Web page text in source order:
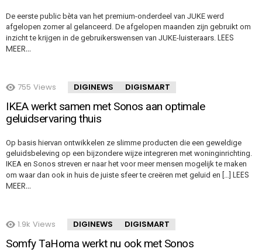
De eerste public bèta van het premium-onderdeel van JUKE werd
afgelopen zomer al gelanceerd. De afgelopen maanden zijn gebruikt om
inzicht te krijgen in de gebruikerswensen van JUKE-luisteraars. LEES
MEER…
755 Views DIGINEWS DIGISMART
IKEA werkt samen met Sonos aan optimale
geluidservaring thuis
Op basis hiervan ontwikkelen ze slimme producten die een geweldige
geluidsbeleving op een bijzondere wijze integreren met woninginrichting.
IKEA en Sonos streven er naar het voor meer mensen mogelijk te maken
om waar dan ook in huis de juiste sfeer te creëren met geluid en […] LEES
MEER…
1.9k Views DIGINEWS DIGISMART
Somfy TaHoma werkt nu ook met Sonos